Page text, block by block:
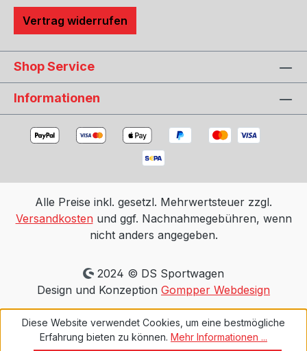
Vertrag widerrufen
Shop Service
Informationen
Alle Preise inkl. gesetzl. Mehrwertsteuer zzgl.
Versandkostenund ggf. Nachnahmegebühren, wenn
nicht anders angegeben.
2024 © DS Sportwagen
Design und Konzeption Gompper Webdesign
Diese Website verwendet Cookies, um eine bestmögliche
Erfahrung bieten zu können. Mehr Informationen ...